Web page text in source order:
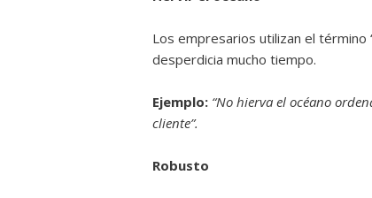
Los empresarios utilizan el término
desperdicia mucho tiempo.
Ejemplo: “No hierva el océano
cliente”.
Robusto